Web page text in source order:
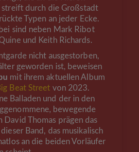
streift durch die Großstadt
Typen an jeder Ecke.
sind neben Mark Ribot
und Keith Richards.
nicht ausgestorben,
geworden ist, beweisen
mit ihrem aktuellen Album
Beat Street von 2023.
Balladen und der in den
bewegende
David Thomas prägen das
Band, das musikalisch
an die beiden Vorläufer